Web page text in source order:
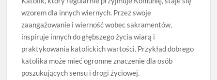
wzorem dla innych wiernych. Przez swoje
zaangażowanie i wierność wobec sakramentów,
inspiruje innych do głębszego życia wiarą i
praktykowania katolickich wartości. Przykład dobrego
katolika może mieć ogromne znaczenie dla osób
poszukujących sensu i drogi życiowej.